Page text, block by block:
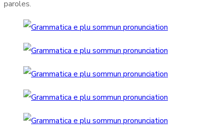
paroles.